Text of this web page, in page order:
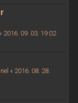
« 2016. 09. 03. 19:02
« 2016. 08. 28.